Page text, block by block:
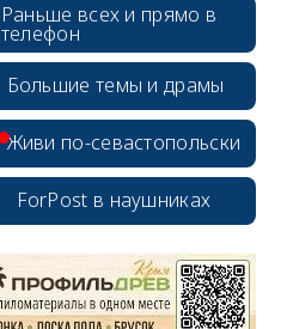
Раньше всех и прямо в
телефон
Большие темы и драмы
Живи по-севастопольски
ForPost в наушниках